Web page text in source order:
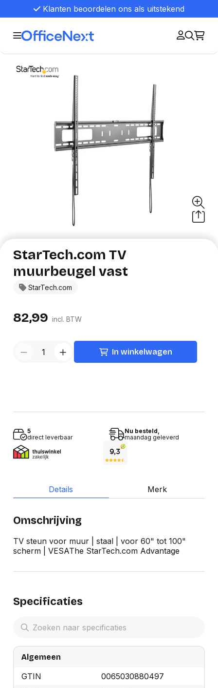
Klanten beoordelen ons als uitstekend
StarTech.com
StarTech.com TV
muurbeugel vast
82,99 incl. BTW
In winkelwagen
5
direct leverbaar
Nu besteld,
maandag geleverd
Details Merk
Omschrijving
TV steun voor muur | staal | voor 60" tot 100"
scherm | VESAThe StarTech.com Advantage
Specificaties
Algemeen
GTIN
0065030880497